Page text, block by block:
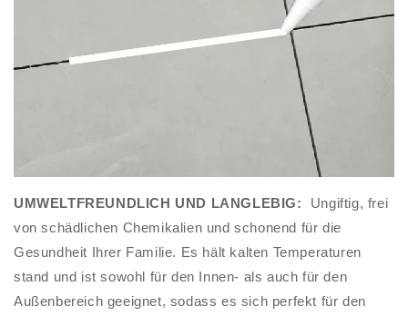
UMWELTFREUNDLICH UND LANGLEBIG:
Ungiftig, frei
von schädlichen Chemikalien und schonend für die
Gesundheit Ihrer Familie. Es hält kalten Temperaturen
stand und ist sowohl für den Innen- als auch für den
Außenbereich geeignet, sodass es sich perfekt für den